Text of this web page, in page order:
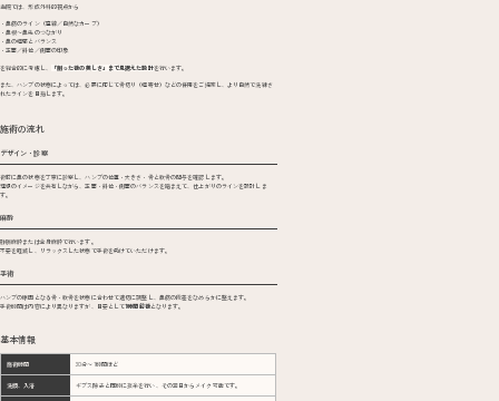
当院では、形成外科的視点から
・鼻筋のライン（直線／自然なカーブ）
・鼻根〜鼻先のつながり
・鼻の幅感とバランス
・正面／斜位／側面の印象
を総合的に考慮し、 「削った後の美しさ」まで見据えた設計を行います。
また、ハンプの状態によっては、必要に応じて骨切り（幅寄せ）などの併用をご提案し、より自然で洗練さ
れたラインを目指します。
施術の流れ
デザイン・診察
術前に鼻の状態を丁寧に診察し、ハンプの位置・大きさ・骨と軟骨の関与を確認します。
理想のイメージを共有しながら、正面・斜位・側面のバランスを踏まえて、仕上がりのラインを設計しま
す。
麻酔
静脈麻酔または全身麻酔で行います。
不安を軽減し、リラックスした状態で手術を受けていただけます。
手術
ハンプの原因となる骨・軟骨を状態に合わせて適切に調整し、鼻筋の段差をなめらかに整えます。
手術時間は内容により異なりますが、目安として1時間前後となります。
基本情報
施術時間 30分〜1時間ほど
洗顔、入浴 ギプス除去と同時に抜糸を行い、その翌日からメイク可能です。